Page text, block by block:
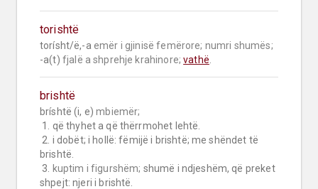
torishtë
torísht/ë,-a emër i gjinisë femërore; numri shumës;
-a(t) fjalë a shprehje krahinore; vathë
brishtë
bríshtë (i, e) mbiemër;
brishtë.
3.
kuptim i figurshëm; shumë i ndjeshëm, që preket
shpejt: njeri i brishtë.